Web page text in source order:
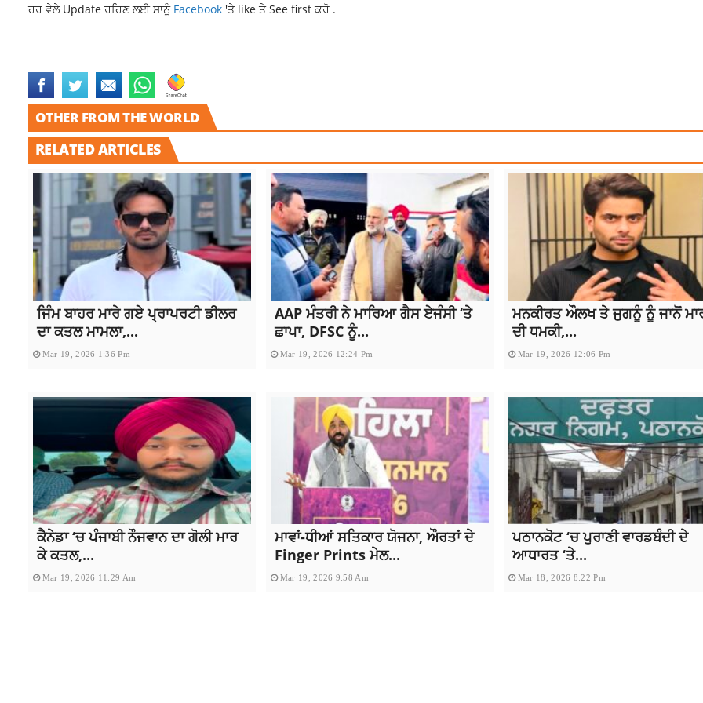
ਹਰ ਵੇਲੇ Update ਰਹਿਣ ਲਈ ਸਾਨੂੰ Facebook 'ਤੇ like ਤੇ See first ਕਰੋ .
OTHER FROM THE WORLD
RELATED ARTICLES
ਜਿੰਮ ਬਾਹਰ ਮਾਰੇ ਗਏ ਪ੍ਰਾਪਰਟੀ ਡੀਲਰ
ਦਾ ਕਤਲ ਮਾਮਲਾ,...
Mar 19, 2026 1:36 Pm
AAP ਮੰਤਰੀ ਨੇ ਮਾਰਿਆ ਗੈਸ ਏਜੰਸੀ ‘ਤੇ
ਛਾਪਾ, DFSC ਨੂੰ...
Mar 19, 2026 12:24 Pm
ਮਨਕੀਰਤ ਔਲਖ ਤੇ ਜੁਗਨੂੰ ਨੂੰ ਜਾਨੋਂ
ਦੀ ਧਮਕੀ,...
Mar 19, 2026 12:06 Pm
ਕੈਨੇਡਾ ‘ਚ ਪੰਜਾਬੀ ਨੌਜਵਾਨ ਦਾ ਗੋਲੀ ਮਾਰ
ਕੇ ਕਤਲ,...
Mar 19, 2026 11:29 Am
ਮਾਵਾਂ-ਧੀਆਂ ਸਤਿਕਾਰ ਯੋਜਨਾ, ਔਰਤਾਂ ਦੇ
Finger Prints ਮੇਲ...
Mar 19, 2026 9:58 Am
ਪਠਾਨਕੋਟ ‘ਚ ਪੁਰਾਣੀ ਵਾਰਡਬੰਦੀ ਦੇ
ਆਧਾਰਤ ‘ਤੇ...
Mar 18, 2026 8:22 Pm